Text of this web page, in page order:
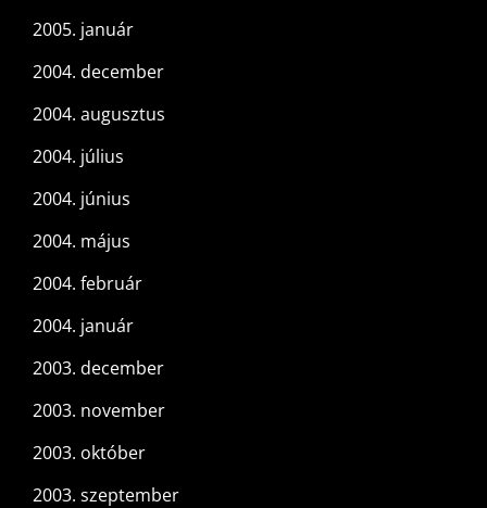
2005. január
2004. december
2004. augusztus
2004. július
2004. június
2004. május
2004. február
2004. január
2003. december
2003. november
2003. október
2003. szeptember